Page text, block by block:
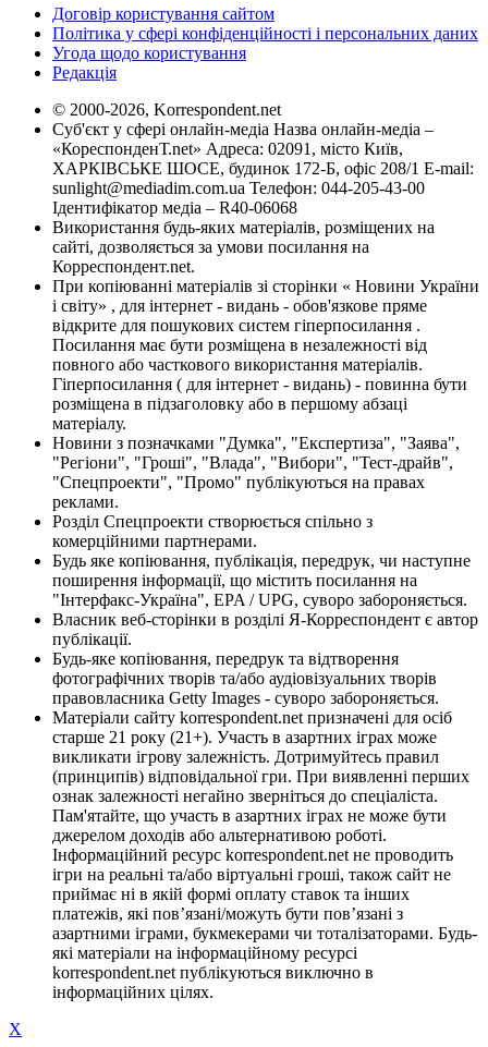
Договір користування сайтом
Політика у сфері конфіденційності і персональних даних
Угода щодо користування
Редакція
© 2000-2026, Korrespondent.net
Суб'єкт у сфері онлайн-медіа Назва онлайн-медіа –
«КореспонденТ.net» Адреса: 02091, місто Київ,
ХАРКІВСЬКЕ ШОСЕ, будинок 172-Б, офіс 208/1 E-mail:
sunlight@mediadim.com.ua Телефон: 044-205-43-00
Ідентифікатор медіа – R40-06068
Використання будь-яких матеріалів, розміщених на
сайті, дозволяється за умови посилання на
Корреспондент.net.
При копіюванні матеріалів зі сторінки « Новини України
і світу» , для інтернет - видань - обов'язкове пряме
відкрите для пошукових систем гіперпосилання .
Посилання має бути розміщена в незалежності від
повного або часткового використання матеріалів.
Гіперпосилання ( для інтернет - видань) - повинна бути
розміщена в підзаголовку або в першому абзаці
матеріалу.
Новини з позначками "Думка", "Експертиза", "Заява",
"Регіони", "Гроші", "Влада", "Вибори", "Тест-драйв",
"Спецпроекти", "Промо" публікуються на правах
реклами.
Розділ Спецпроекти створюється спільно з
комерційними партнерами.
Будь яке копіювання, публікація, передрук, чи наступне
поширення інформації, що містить посилання на
"Інтерфакс-Україна", EPA / UPG, суворо забороняється.
Власник веб-сторінки в розділі Я-Корреспондент є автор
публікації.
Будь-яке копіювання, передрук та відтворення
фотографічних творів та/або аудіовізуальних творів
правовласника Getty Images - суворо забороняється.
Матеріали сайту korrespondent.net призначені для осіб
старше 21 року (21+). Участь в азартних іграх може
викликати ігрову залежність. Дотримуйтесь правил
(принципів) відповідальної гри. При виявленні перших
ознак залежності негайно зверніться до спеціаліста.
Пам'ятайте, що участь в азартних іграх не може бути
джерелом доходів або альтернативою роботі.
Інформаційний ресурс korrespondent.net не проводить
ігри на реальні та/або віртуальні гроші, також сайт не
приймає ні в якій формі оплату ставок та інших
платежів, які пов’язані/можуть бути пов’язані з
азартними іграми, букмекерами чи тоталізаторами. Будь-
які матеріали на інформаційному ресурсі
korrespondent.net публікуються виключно в
інформаційних цілях.
X